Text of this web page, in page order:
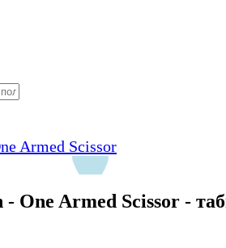
Armed Scissor
One Armed Scissor -